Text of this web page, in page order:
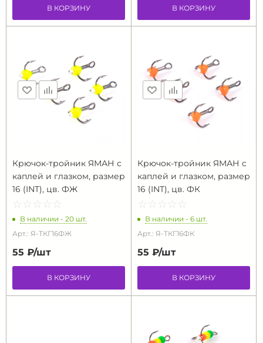
В КОРЗИНУ В КОРЗИНУ
Крючок-тройник ЯМАН с
каплей и глазком, размер
16 (INT), цв. ФЖ
☆ ☆ ☆ ☆ ☆
★ ★ ★ ★ ★
В наличии - 20 шт.
Арт.: Я-ТКГ16ФЖ
55 ₽/шт
В КОРЗИНУ
Крючок-тройник ЯМАН с
каплей и глазком, размер
16 (INT), цв. ФК
☆ ☆ ☆ ☆ ☆
★ ★ ★ ★ ★
В наличии - 6 шт.
Арт.: Я-ТКГ16ФК
55 ₽/шт
В КОРЗИНУ